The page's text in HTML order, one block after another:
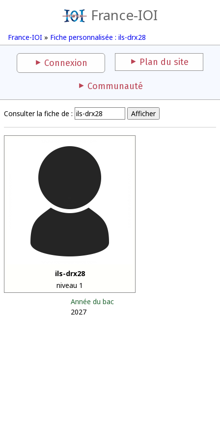
France-IOI
France-IOI » Fiche personnalisée : ils-drx28
Connexion Plan du site
Communauté
Consulter la fiche de :
ils-drx28
niveau 1
Année du bac
2027